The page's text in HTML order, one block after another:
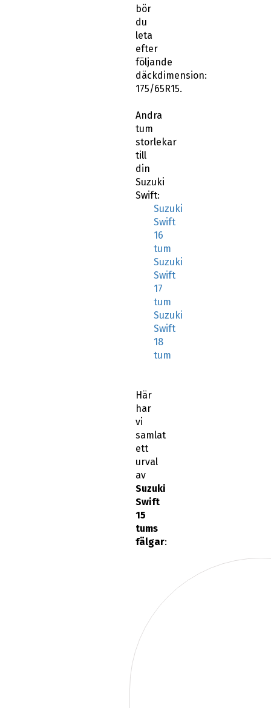
bör
du
leta
efter
följande
däckdimension:
175/65R15.
Andra
tum
storlekar
till
din
Suzuki
Swift:
Suzuki
Swift
16
tum
Suzuki
Swift
17
tum
Suzuki
Swift
18
tum
Här
har
vi
samlat
ett
urval
av
Suzuki
Swift
15
tums
fälgar: